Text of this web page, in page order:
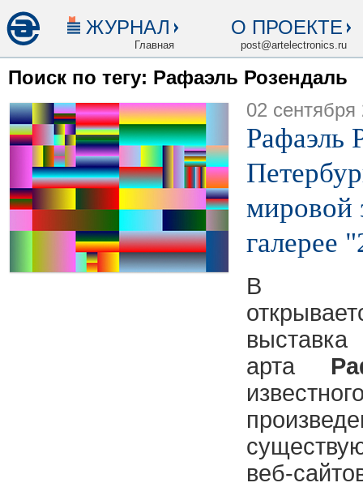
ЖУРНАЛ
Главная
О ПРОЕКТЕ
post@artelectronics.ru
Поиск по тегу: Рафаэль Розендаль
02 сентября
Рафаэль
мировой
галерее
В
арта
веб-